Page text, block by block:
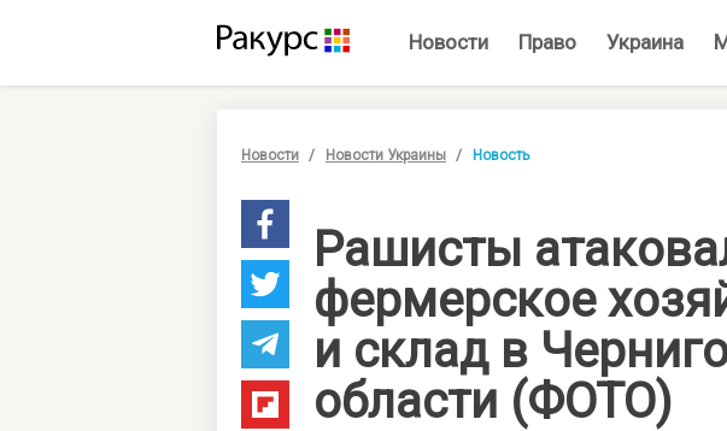
Новости Право Украина
Новости Новости Украины Новость
Рашисты
фермерское
и склад в
области (ФОТО)